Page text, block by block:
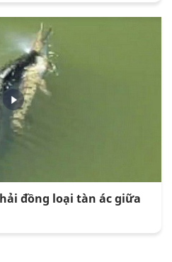
đồng loại tàn ác giữa